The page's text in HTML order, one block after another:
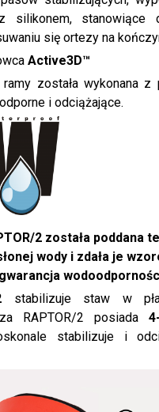
silikonem, stanowiące
się ortezy na
Active3D™
została wykonana z
i odciążające.
2 została poddana
wody i zdała je
stabilizuje staw w
RAPTOR/2 posiada
stabilizuje i